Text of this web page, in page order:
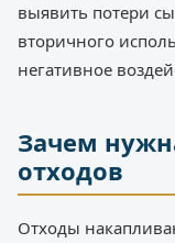
выявить потери
вторичного
негативное
Зачем
отходов
Отходы